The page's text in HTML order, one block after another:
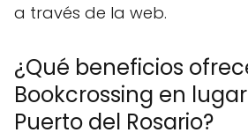
a través de la web.
¿Qué beneficios
Bookcrossing en
Puerto del Rosario?